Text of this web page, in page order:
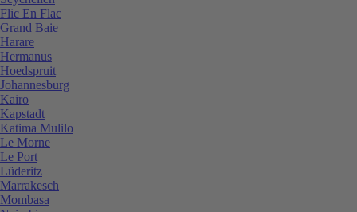
Flic En Flac
Grand Baie
Harare
Hermanus
Hoedspruit
Johannesburg
Kairo
Kapstadt
Katima Mulilo
Le Morne
Le Port
Lüderitz
Marrakesch
Mombasa